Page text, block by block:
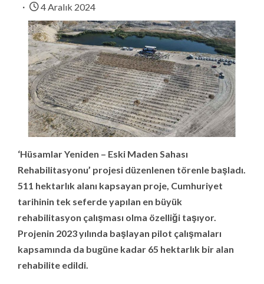
4 Aralık 2024
‘Hüsamlar Yeniden – Eski Maden Sahası
Rehabilitasyonu’ projesi düzenlenen törenle başladı.
511 hektarlık alanı kapsayan proje, Cumhuriyet
tarihinin tek seferde yapılan en büyük
rehabilitasyon çalışması olma özelliği taşıyor.
Projenin 2023 yılında başlayan pilot çalışmaları
kapsamında da bugüne kadar 65 hektarlık bir alan
rehabilite edildi.